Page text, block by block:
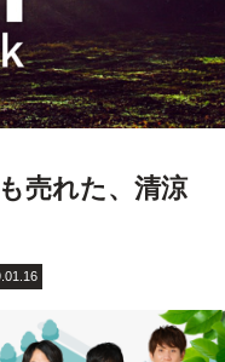
売れた、清涼